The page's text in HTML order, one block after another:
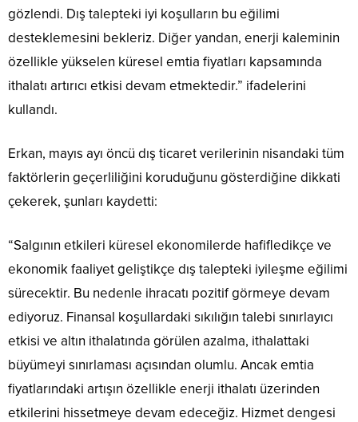
gözlendi. Dış talepteki iyi koşulların bu eğilimi
desteklemesini bekleriz. Diğer yandan, enerji kaleminin
özellikle yükselen küresel emtia fiyatları kapsamında
ithalatı artırıcı etkisi devam etmektedir.” ifadelerini
kullandı.
Erkan, mayıs ayı öncü dış ticaret verilerinin nisandaki tüm
faktörlerin geçerliliğini koruduğunu gösterdiğine dikkati
çekerek, şunları kaydetti:
“Salgının etkileri küresel ekonomilerde hafifledikçe ve
ekonomik faaliyet geliştikçe dış talepteki iyileşme eğilimi
sürecektir. Bu nedenle ihracatı pozitif görmeye devam
ediyoruz. Finansal koşullardaki sıkılığın talebi sınırlayıcı
etkisi ve altın ithalatında görülen azalma, ithalattaki
büyümeyi sınırlaması açısından olumlu. Ancak emtia
fiyatlarındaki artışın özellikle enerji ithalatı üzerinden
etkilerini hissetmeye devam edeceğiz. Hizmet dengesi